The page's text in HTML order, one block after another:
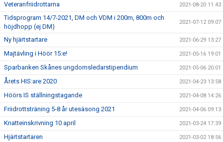
Veteranfriidrottarna 2021-08-20 11:43
Tidsprogram 14/7-2021, DM och VDM i 200m, 800m och
höjdhopp (ej DM)
2021-07-12 09:07
Ny hjärtstartare 2021-06-29 13:27
Majtävling i Höör 15:e! 2021-05-16 19:01
Sparbanken Skånes ungdomsledarstipendium 2021-05-06 20:01
Årets HIS:are 2020 2021-04-23 13:58
Höörs IS ställningstagande 2021-04-08 14:26
Friidrottsträning 5-8 år utesäsong 2021 2021-04-06 09:13
Knatteinskrivning 10 april 2021-03-24 17:39
Hjärtstartaren 2021-03-02 18:56